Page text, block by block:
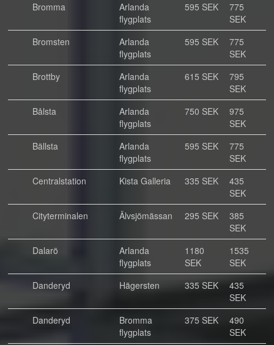
Bromma
Arlanda
flygplats
595 SEK
775
SEK
Bromsten
Arlanda
flygplats
595 SEK
775
SEK
Brottby
Arlanda
flygplats
615 SEK
795
SEK
Bålsta
Arlanda
flygplats
750 SEK
975
SEK
Bällsta
Arlanda
flygplats
595 SEK
775
SEK
Centralstation
Kista Galleria 335 SEK
435
SEK
Cityterminalen
Älvsjömässan 295 SEK
385
SEK
Dalarö
Arlanda
flygplats
1180
SEK
1535
SEK
Danderyd
Hägersten 335 SEK
435
SEK
Danderyd
Bromma
flygplats
375 SEK
490
SEK